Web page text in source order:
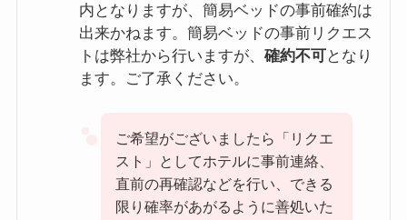
内となりますが、簡易ベッドの事前確約は
出来かねます。簡易ベッドの事前リクエス
トは弊社から行いますが、 確約不可となり
ます。ご了承ください。
ご希望がございましたら「リクエ
スト」としてホテルに事前連絡、
直前の再確認などを行い、できる
限り確率があがるように善処いた